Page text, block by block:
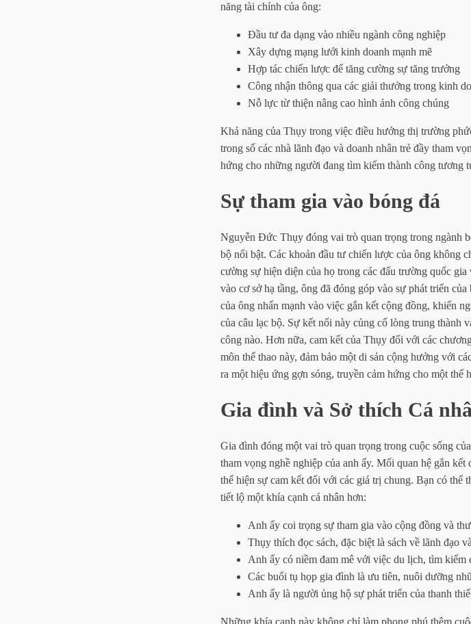
năng tài chính của ông:
Đầu tư đa dạng vào nhiều ngành công nghiệp
Xây dựng mạng lưới kinh doanh mạnh mẽ
Hợp tác chiến lược để tăng cường sự tăng trưởng
Công nhận thông qua các giải thưởng trong kinh
Nỗ lực từ thiện nâng cao hình ảnh công chúng
Khả năng của Thụy trong việc điều hướng thị trường
trong số các nhà lãnh đạo và doanh nhân trẻ đầy tham
hứng cho những người đang tìm kiếm thành công tương
Sự tham gia vào bóng đá
Nguyễn Đức Thụy đóng vai trò quan trọng trong ngành
bộ nổi bật. Các khoản đầu tư chiến lược của ông không
cường sự hiện diện của họ trong các đấu trường quốc
vào cơ sở hạ tầng, ông đã đóng góp vào sự phát triển
của ông nhấn mạnh vào việc gắn kết cộng đồng, khiến
của câu lạc bộ. Sự kết nối này củng cố lòng trung thành
công nào. Hơn nữa, cam kết của Thụy đối với các
môn thể thao này, đảm bảo một di sản cộng hưởng với
ra một hiệu ứng gợn sóng, truyền cảm hứng cho một thế
Gia đình và Sở thích Cá
Gia đình đóng một vai trò quan trọng trong cuộc sống
tham vọng nghề nghiệp của anh ấy. Mối quan hệ gắn
thể hiện sự cam kết đối với các giá trị chung. Bạn có thể
tiết lộ một khía cạnh cá nhân hơn:
Anh ấy coi trọng sự tham gia vào cộng đồng và
Thụy thích đọc sách, đặc biệt là sách về lãnh đạo
Anh ấy có niềm đam mê với việc du lịch, tìm kiếm
Các buổi tụ họp gia đình là ưu tiên, nuôi dưỡng
Anh ấy là người ủng hộ sự phát triển của thanh
Những khía cạnh này không chỉ làm phong phú thêm